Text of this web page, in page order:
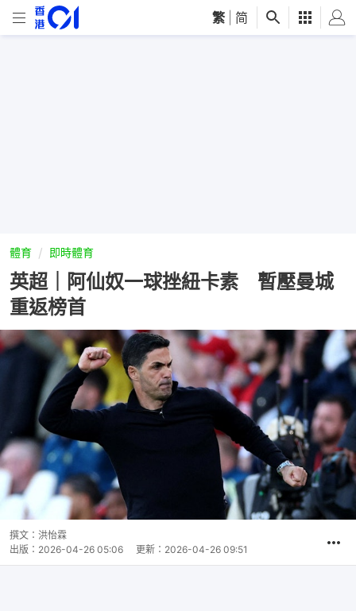
繁 简
體育 即時體育
英超｜阿仙奴一球挫紐卡素 暫壓曼城
重返榜首
撰文： 洪怡霖
出版： 2026-04-26 05:06 更新： 2026-04-26 09:51